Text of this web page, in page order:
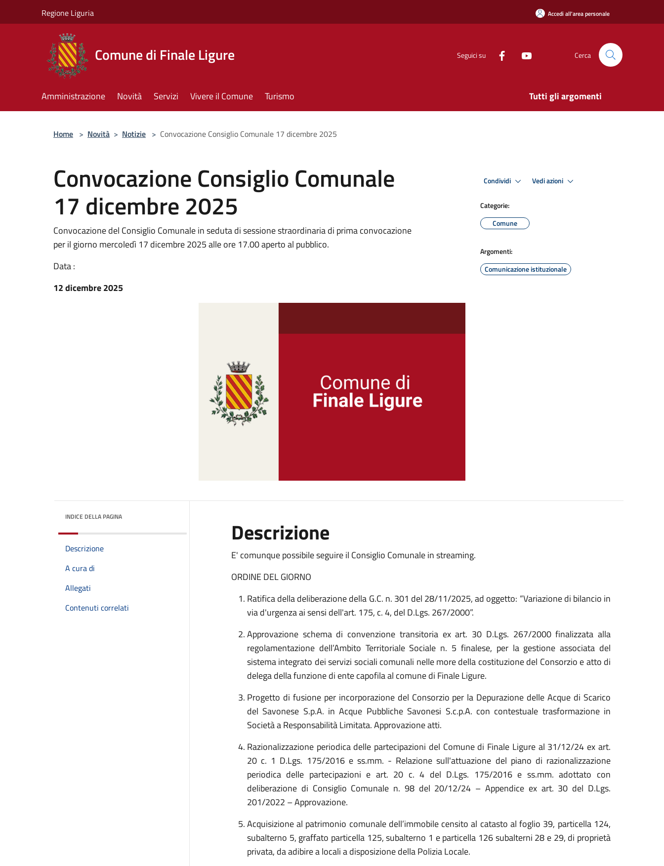
Regione Liguria Accedi all'area personale
Comune di Finale Ligure Seguici su Cerca
Amministrazione Novità Servizi Vivere il Comune Turismo Tutti gli argomenti
Home > Novità > Notizie > Convocazione Consiglio Comunale 17 dicembre 2025
Convocazione Consiglio Comunale
17 dicembre 2025
Convocazione del Consiglio Comunale in seduta di sessione straordinaria di prima convocazione
per il giorno mercoledì 17 dicembre 2025 alle ore 17.00 aperto al pubblico.
Data :
12 dicembre 2025
Condividi Vedi azioni
Categorie:
Comune
Argomenti:
Comunicazione istituzionale
INDICE DELLA PAGINA
Descrizione
A cura di
Allegati
Contenuti correlati
Descrizione
E' comunque possibile seguire il Consiglio Comunale in streaming.
ORDINE DEL GIORNO
Ratifica della deliberazione della G.C. n. 301 del 28/11/2025, ad oggetto: “Variazione di bilancio in
via d'urgenza ai sensi dell'art. 175, c. 4, del D.Lgs. 267/2000”.
Approvazione schema di convenzione transitoria ex art. 30 D.Lgs. 267/2000 finalizzata alla
regolamentazione dell’Ambito Territoriale Sociale n. 5 finalese, per la gestione associata del
sistema integrato dei servizi sociali comunali nelle more della costituzione del Consorzio e atto di
delega della funzione di ente capofila al comune di Finale Ligure.
Progetto di fusione per incorporazione del Consorzio per la Depurazione delle Acque di Scarico
del Savonese S.p.A. in Acque Pubbliche Savonesi S.c.p.A. con contestuale trasformazione in
Società a Responsabilità Limitata. Approvazione atti.
Razionalizzazione periodica delle partecipazioni del Comune di Finale Ligure al 31/12/24 ex art.
20 c. 1 D.Lgs. 175/2016 e ss.mm. - Relazione sull'attuazione del piano di razionalizzazione
periodica delle partecipazioni e art. 20 c. 4 del D.Lgs. 175/2016 e ss.mm. adottato con
deliberazione di Consiglio Comunale n. 98 del 20/12/24 – Appendice ex art. 30 del D.Lgs.
201/2022 – Approvazione.
Acquisizione al patrimonio comunale dell’immobile censito al catasto al foglio 39, particella 124,
subalterno 5, graffato particella 125, subalterno 1 e particella 126 subalterni 28 e 29, di proprietà
privata, da adibire a locali a disposizione della Polizia Locale.